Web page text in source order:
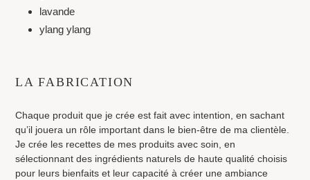
lavande
ylang ylang
LA FABRICATION
Chaque produit que je crée est fait avec intention, en sachant
qu’il jouera un rôle important dans le bien-être de ma clientèle.
Je crée les recettes de mes produits avec soin, en
sélectionnant des ingrédients naturels de haute qualité choisis
pour leurs bienfaits et leur capacité à créer une ambiance